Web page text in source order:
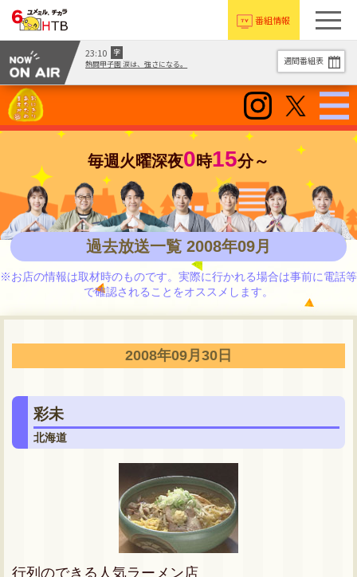
番組情報
23:10
字
熱闘甲子園 涙は、強さになる。
週間番組表
過去放送一覧
Blu-ray&DVD
オンデマンド
ご意見募集
全国O.A情報
毎週火曜深夜0時15分～
過去放送一覧 2008年09月
※お店の情報は取材時のものです。実際に行かれる場合は事前に電話等
で確認されることをオススメします。
2008年09月30日
彩未
北海道
行列のできる人気ラーメン店